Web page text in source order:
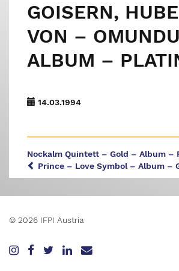
GOISERN,
VON –
ALBUM –
14.03.1994
Nockalm Quintett – Gold – Album –
Prince – Love Symbol – Album –
© 2026 IFPI Austria